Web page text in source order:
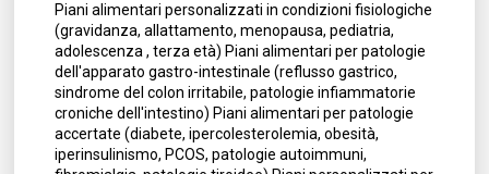
Piani alimentari personalizzati in condizioni fisiologiche
(gravidanza, allattamento, menopausa, pediatria,
adolescenza , terza età) Piani alimentari per patologie
dell'apparato gastro-intestinale (reflusso gastrico,
sindrome del colon irritabile, patologie infiammatorie
croniche dell'intestino) Piani alimentari per patologie
accertate (diabete, ipercolesterolemia, obesità,
iperinsulinismo, PCOS, patologie autoimmuni,